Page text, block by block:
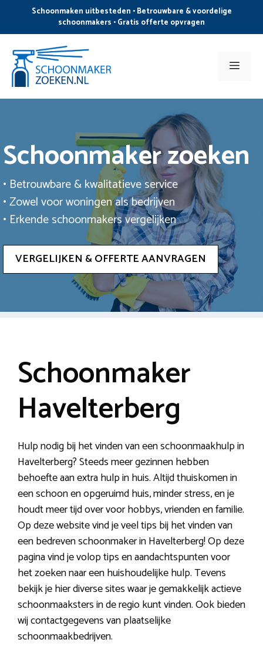
de
inhoud
Schoonmaken uitbesteden • Betrouwbare & voordelige
schoonmakers • Gratis offerte opvragen
Menu
Schoonmaker zoeken
• Betrouwbare & kwalitatieve service
• Zowel voor woningen als bedrijven
• Erkende schoonmakers vergelijken
VERGELIJKEN & OFFERTE AANVRAGEN
Schoonmaker
Havelterberg
Hulp nodig bij het vinden van een schoonmaakhulp in
Havelterberg? Steeds meer gezinnen hebben
behoefte aan extra hulp in huis. Altijd thuiskomen in
een schoon en opgeruimd huis, minder stress, en je
houdt meer tijd over voor hobbys, vrienden en familie.
Op deze website vind je veel tips bij het vinden van
een bedreven schoonmaker in Havelterberg! Op deze
pagina vind je volop tips en aandachtspunten voor
het zoeken naar een huishoudelijke hulp. Tevens
bekijk je hier diverse sites waar je gemakkelijk actieve
schoonmaaksters in de regio kunt vinden. Ook bieden
wij contactgegevens van plaatselijke
schoonmaakbedrijven.